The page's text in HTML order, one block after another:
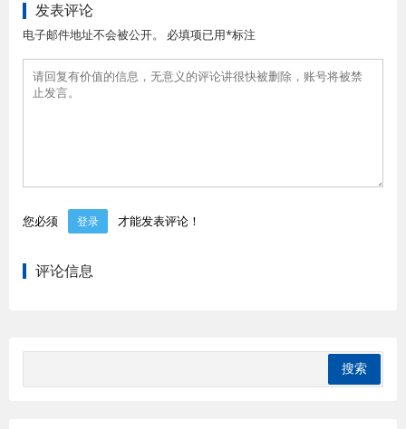
发表评论
电子邮件地址不会被公开。 必填项已用*标注
您必须 登录 才能发表评论！
评论信息